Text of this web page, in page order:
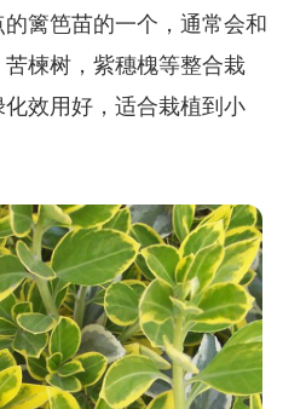
篱笆苗的一个，通常会和
楝树，紫穗槐等整合栽
效用好，适合栽植到小